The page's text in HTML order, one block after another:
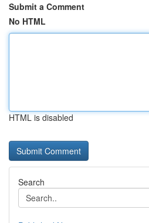
Submit a Comment
No HTML
HTML is disabled
Search